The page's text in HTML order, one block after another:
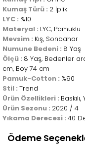
Kumaş Türü : 2 İplik
LYC : %10
Materyal : LYC, Pamuklu
Mevsim : Kış, Sonbahar
Numune Bedeni : 8 Yaş
Ölçü : 8 Yaş, Bedenler
cm, Boy 74 cm
Pamuk-Cotton : %90
Stil : Trend
Ürün Özellikleri :
Ürün Sezonu : 2020 / 4
Yıkama Derecesi : 40
Ödeme